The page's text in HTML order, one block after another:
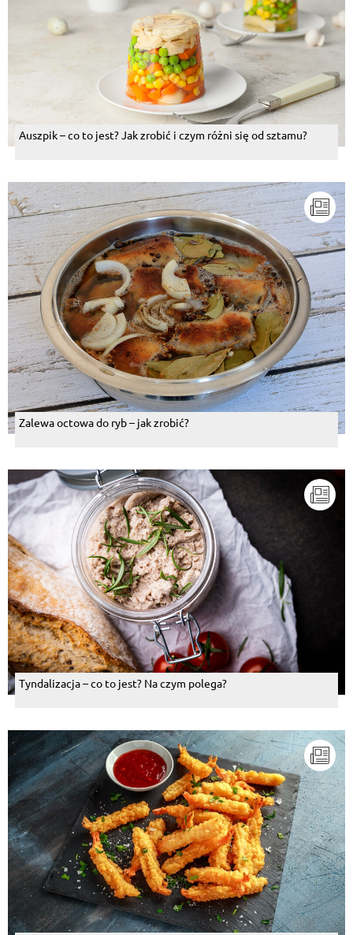
Auszpik – co to jest? Jak zrobić i czym różni się od sztamu?
Zalewa octowa do ryb – jak zrobić?
Tyndalizacja – co to jest? Na czym polega?